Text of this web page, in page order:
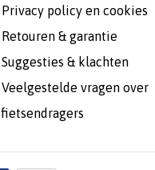
Privacy policy en cookies
Retouren & garantie
Suggesties & klachten
Veelgestelde vragen over
fietsendragers